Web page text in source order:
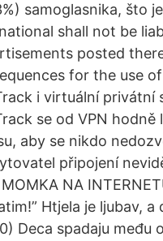
samoglasnika, što
shall not be
posted
for the use
i virtuální privátní
se od VPN hodně
aby se nikdo
připojení
NA
Htjela je ljubav,
Deca spadaju među